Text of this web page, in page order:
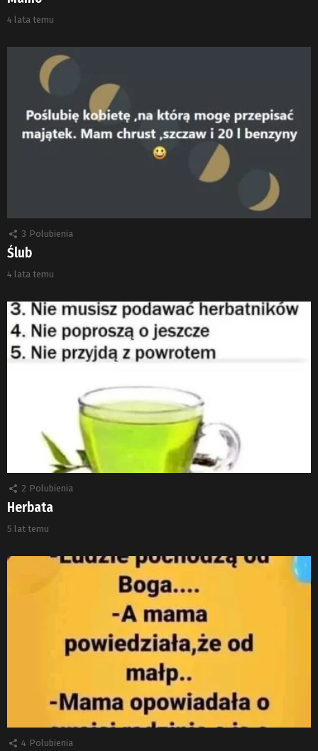
4 lata temu
3 Polubienia
Ślub
4 lata temu
2 Polubienia
Herbata
5 lat temu
4 Polubienia